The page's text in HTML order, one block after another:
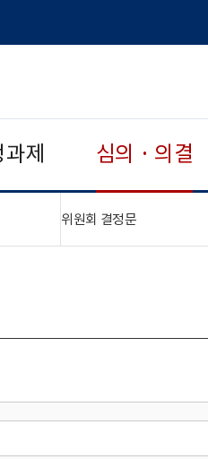
제 심의 · 의결
위원회 결정문"접기,펼치기"